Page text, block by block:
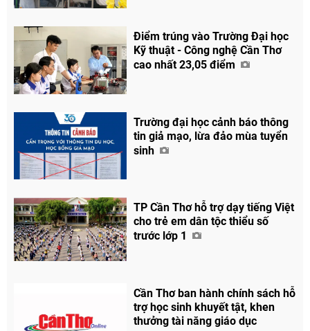
Facebook
Điểm trúng vào Trường Đại học
Kỹ thuật - Công nghệ Cần Thơ
cao nhất 23,05 điểm
Trường đại học cảnh báo thông
tin giả mạo, lừa đảo mùa tuyển
sinh
TP Cần Thơ hỗ trợ dạy tiếng Việt
cho trẻ em dân tộc thiểu số
trước lớp 1
Cần Thơ ban hành chính sách hỗ
trợ học sinh khuyết tật, khen
thưởng tài năng giáo dục